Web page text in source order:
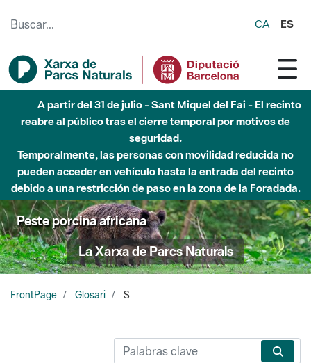
CA ES
A partir del 31 de julio - Sant Miquel del Fai - El recinto
reabre al público tras el cierre temporal por motivos de
seguridad.
Temporalmente, las personas con movilidad reducida no
pueden acceder en vehículo hasta la entrada del recinto
debido a una restricción de paso en la zona de la Foradada.
Peste porcina africana
La Xarxa de Parcs Naturals
FrontPage Glosari S